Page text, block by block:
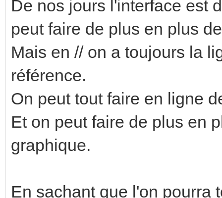
De nos jours l'interface est
peut faire de plus en plus
Mais en // on a toujours la
référence.
On peut tout faire en ligne
Et on peut faire de plus en
graphique.
En sachant que l'on pourra